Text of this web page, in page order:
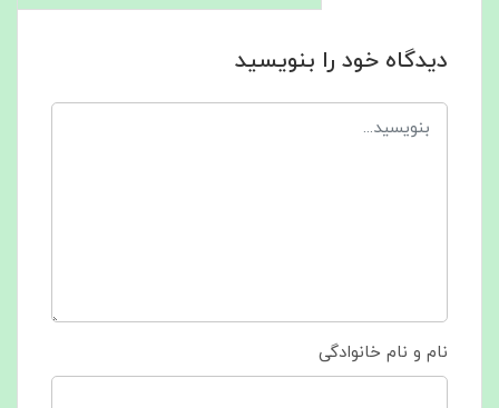
دیدگاه خود را بنویسید
نام و نام خانوادگی